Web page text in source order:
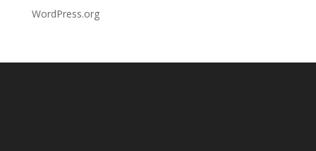
WordPress.org